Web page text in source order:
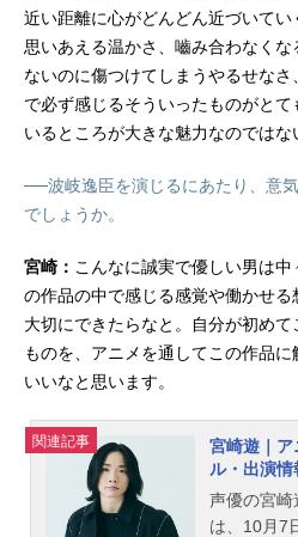
近い距離に心がどんどん近づいて
思いあえる温かさ、嚙み合わなく
ないのに傷つけてしまうやるせな
で必ず感じるそういったものがと
いるところが大きな魅力なのではな
──波岐逸臣を演じるにあたり、意
でしょうか。
宮崎： こんなに誠実で優しい男は
の作品の中で感じる感覚や働かせ
大切にできたらなと。自分が初め
ものを、アニメを通してこの作品
いいなと思います。
関連記事
宮崎遊｜ア
ル・出演
声優の宮崎
は、10月7